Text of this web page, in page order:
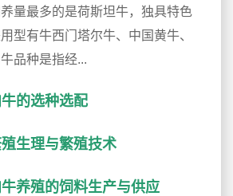
量最多的是荷斯坦牛，独具特色
型有牛西门塔尔牛、中国黄牛、
品种是指经...
的选种选配
生理与繁殖技术
养殖的饲料生产与供应